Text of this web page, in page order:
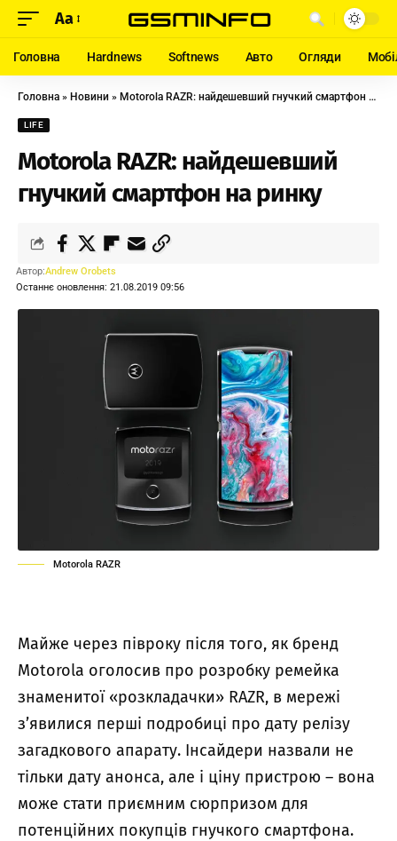
Aa
Головна Hardnews Softnews Авто Огляди
Головна » Новини » Motorola RAZR: найдешевший гнучкий смартфон на ринку
LIFE
Motorola RAZR: найдешевший
гнучкий смартфон на ринку
Останнє оновлення: 21.08.2019 09:56
Автор:Andrew Orobets
Motorola RAZR
Майже через півроку після того, як бренд
Motorola оголосив про розробку ремейка
знаменитої «розкладачки» RAZR, в мережі
з’явилися перші подробиці про дату релізу
загадкового апарату. Інсайдери назвали не
тільки дату анонса, але і ціну пристрою – вона
може стати приємним сюрпризом для
потенційних покупців гнучкого смартфона.